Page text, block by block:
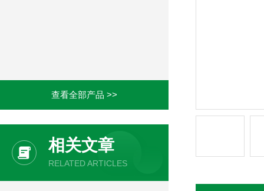
查看全部产品 >>
相关文章
RELATED ARTICLES